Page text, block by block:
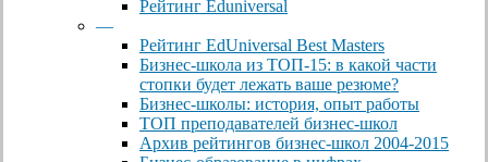
Рейтинг Eduniversal
—
Рейтинг EdUniversal Best Masters
Бизнес-школа из ТОП-15: в какой части
стопки будет лежать ваше резюме?
Бизнес-школы: история, опыт работы
ТОП преподавателей бизнес-школ
Архив рейтингов бизнес-школ 2004-2015